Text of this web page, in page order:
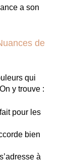
a son
de
qui
y trouve :
pour les
bien
à